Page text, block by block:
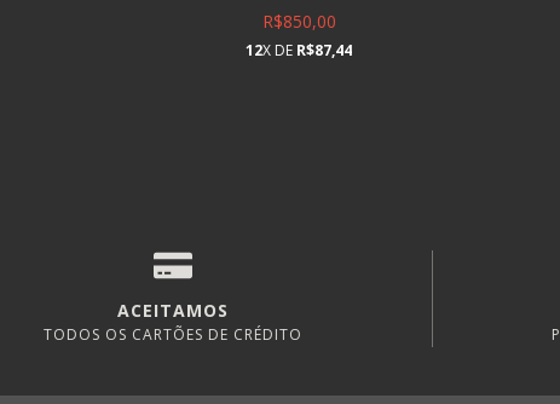
R$850,00
12X DE R$87,44
ACEITAMOS
TODOS OS CARTÕES DE CRÉDITO